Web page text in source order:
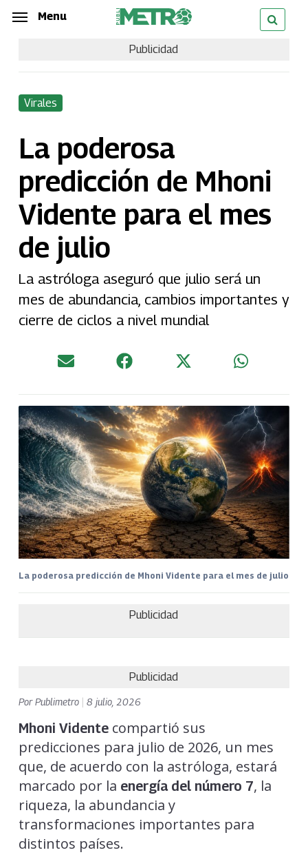
Skip
content
Menu
Publicidad
Virales
La poderosa
predicción de Mhoni
Vidente para el mes
de julio
La astróloga aseguró que julio será un
mes de abundancia, cambios importantes y
cierre de ciclos a nivel mundial
La poderosa predicción de Mhoni Vidente para el mes de julio
Publicidad
Publicidad
PorPublimetro 8 julio, 2026
Mhoni Videntecompartió sus
predicciones para julio de 2026, un mes
que, de acuerdo con la astróloga, estará
marcado por la energía del número 7, la
riqueza, la abundancia y
transformaciones importantes para
distintos países.
Menu